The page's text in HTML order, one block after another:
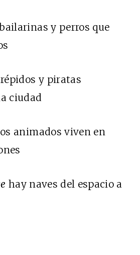
y perros que
y piratas
ciudad
animados viven en
hay naves del espacio a